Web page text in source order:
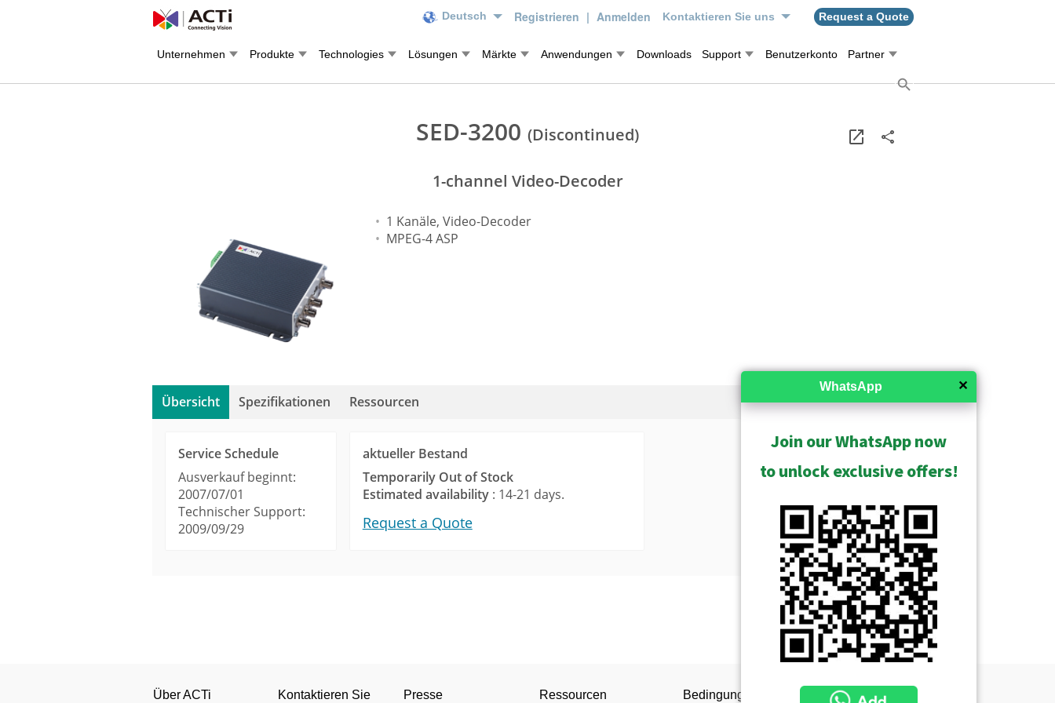
Deutsch Registrieren | Anmelden Kontaktieren Sie uns Request a Quote
Unternehmen Produkte Technologies Lösungen Märkte Anwendungen Downloads Support Benutzerkonto Partner
SED-3200 (Discontinued)
1-channel Video-Decoder
1 Kanäle, Video-Decoder
MPEG-4 ASP
Übersicht Spezifikationen Ressourcen
Service Schedule
Ausverkauf beginnt:
2007/07/01
Technischer Support:
2009/09/29
aktueller Bestand
Temporarily Out of Stock
Estimated availability: 14-21 days.
Request a Quote
Show Archived
Über ACTi Kontaktieren Sie Presse Ressourcen Bedingungen
✕
WhatsApp
Join our WhatsApp now
to unlock exclusive offers!